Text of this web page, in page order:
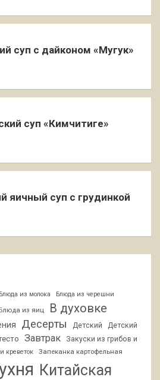
суп с дайконом «Мугук»
суп «Кимчитиге»
яичный суп с грудинкой
Блюда из молока Блюда из черешни
из яиц В духовке
Десерты Детский
Детский
Завтрак
Закуски из грибов и
креветок Запеканка картофельная
Китайская